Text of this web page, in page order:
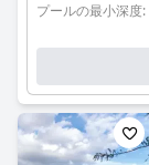
プールの最小深度: